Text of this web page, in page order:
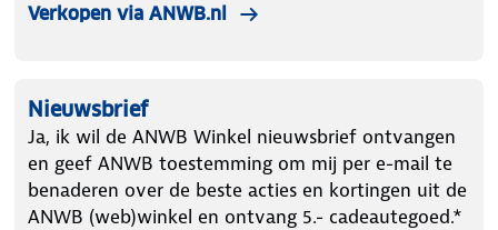
Verkopen via ANWB.nl
Nieuwsbrief
Ja, ik wil de ANWB Winkel nieuwsbrief ontvangen
en geef ANWB toestemming om mij per e-mail te
benaderen over de beste acties en kortingen uit de
ANWB (web)winkel en ontvang 5.- cadeautegoed.*